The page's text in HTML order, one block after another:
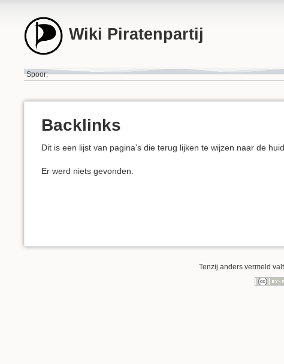
Wiki Piratenpartij
Spoor:
Backlinks
Dit is een lijst van pagina's die terug lijken te wijzen naar de
Er werd niets gevonden.
Tenzij anders vermeld